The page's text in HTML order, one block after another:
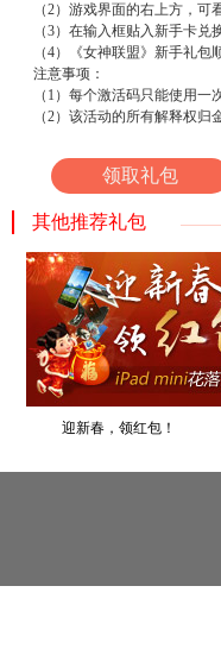
（2）游戏界面的右上方，
（3）在输入框贴入新手卡兑
（4）《女神联盟》新手礼包
注意事项：
（1）每个激活码只能使用一
（2）该活动的所有解释权归
领取礼包
其他推荐礼包
迎新春，领红包！